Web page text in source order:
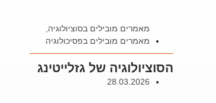
מאמרים מובילים בסוציולוגיה
מאמרים מובילים בפסיכולוגיה
הסוציולוגיה של גזלייטינג
28.03.2026